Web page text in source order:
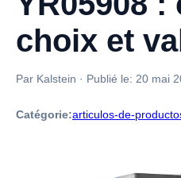
choix et
Par Kalstein · Publié le: 20 mai
Catégorie:articulos-de-